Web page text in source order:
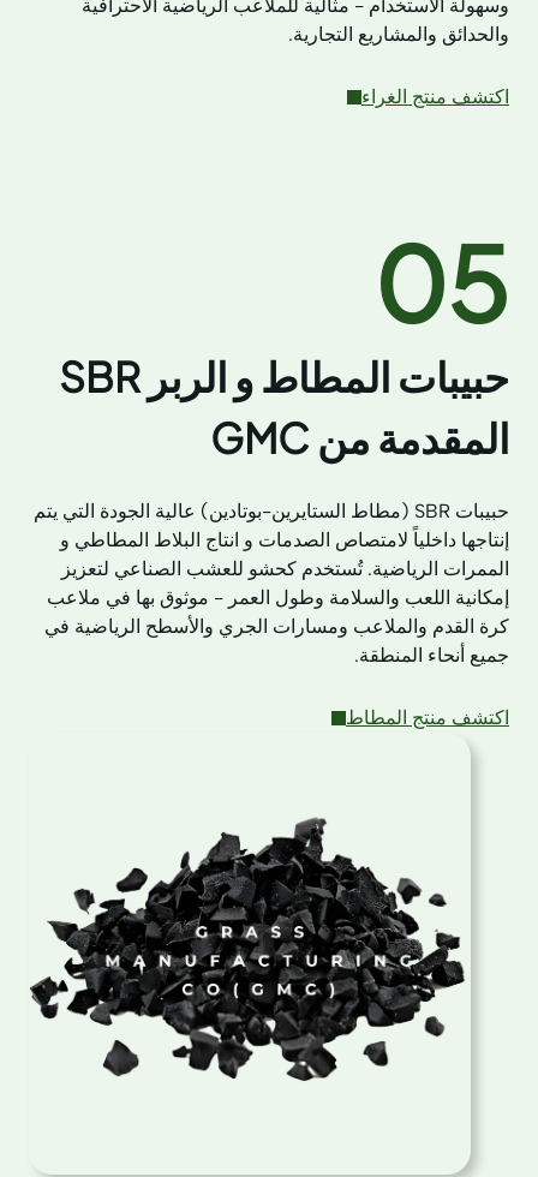
وسهولة الاستخدام - مثالية للملاعب الرياضية الاحترافية
والحدائق والمشاريع التجارية.
اكتشف منتج الغراء
05
حبيبات المطاط و الربر SBR
المقدمة من GMC
حبيبات SBR (مطاط الستايرين-بوتادين) عالية الجودة التي يتم
إنتاجها داخلياً لامتصاص الصدمات و انتاج البلاط المطاطي و
الممرات الرياضية. تُستخدم كحشو للعشب الصناعي لتعزيز
إمكانية اللعب والسلامة وطول العمر - موثوق بها في ملاعب
كرة القدم والملاعب ومسارات الجري والأسطح الرياضية في
جميع أنحاء المنطقة.
اكتشف منتج المطاط